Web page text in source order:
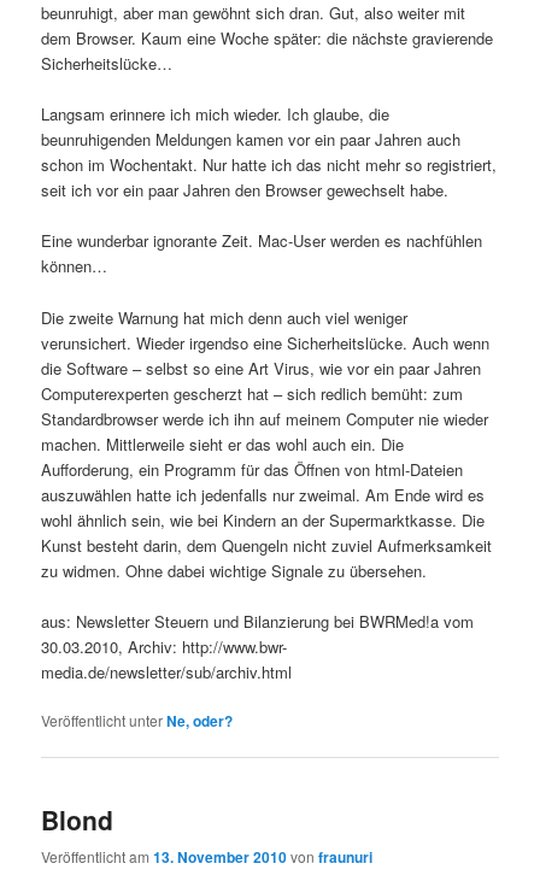
beunruhigt, aber man gewöhnt sich dran. Gut, also weiter mit
dem Browser. Kaum eine Woche später: die nächste gravierende
Sicherheitslücke…
Langsam erinnere ich mich wieder. Ich glaube, die
beunruhigenden Meldungen kamen vor ein paar Jahren auch
schon im Wochentakt. Nur hatte ich das nicht mehr so registriert,
seit ich vor ein paar Jahren den Browser gewechselt habe.
Eine wunderbar ignorante Zeit. Mac-User werden es nachfühlen
können…
Die zweite Warnung hat mich denn auch viel weniger
verunsichert. Wieder irgendso eine Sicherheitslücke. Auch wenn
die Software – selbst so eine Art Virus, wie vor ein paar Jahren
Computerexperten gescherzt hat – sich redlich bemüht: zum
Standardbrowser werde ich ihn auf meinem Computer nie wieder
machen. Mittlerweile sieht er das wohl auch ein. Die
Aufforderung, ein Programm für das Öffnen von html-Dateien
auszuwählen hatte ich jedenfalls nur zweimal. Am Ende wird es
wohl ähnlich sein, wie bei Kindern an der Supermarktkasse. Die
Kunst besteht darin, dem Quengeln nicht zuviel Aufmerksamkeit
zu widmen. Ohne dabei wichtige Signale zu übersehen.
aus: Newsletter Steuern und Bilanzierung bei BWRMed!a vom
30.03.2010, Archiv: http://www.bwr-
media.de/newsletter/sub/archiv.html
Veröffentlicht unterNe, oder?
Blond
Veröffentlicht am13. November 2010vonfraunuri